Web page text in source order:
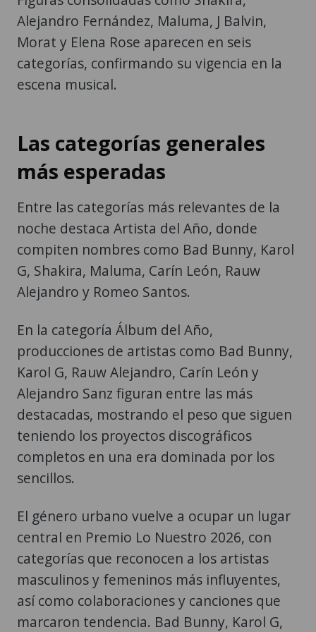
Alejandro Fernández, Maluma, J Balvin,
Morat y Elena Rose aparecen en seis
categorías, confirmando su vigencia en la
escena musical.
Las categorías generales
más esperadas
Entre las categorías más relevantes de la
noche destaca Artista del Año, donde
compiten nombres como Bad Bunny, Karol
G, Shakira, Maluma, Carín León, Rauw
Alejandro y Romeo Santos.
En la categoría Álbum del Año,
producciones de artistas como Bad Bunny,
Karol G, Rauw Alejandro, Carín León y
Alejandro Sanz figuran entre las más
destacadas, mostrando el peso que siguen
teniendo los proyectos discográficos
completos en una era dominada por los
sencillos.
El género urbano vuelve a ocupar un lugar
central en Premio Lo Nuestro 2026, con
categorías que reconocen a los artistas
masculinos y femeninos más influyentes,
así como colaboraciones y canciones que
marcaron tendencia. Bad Bunny, Karol G,